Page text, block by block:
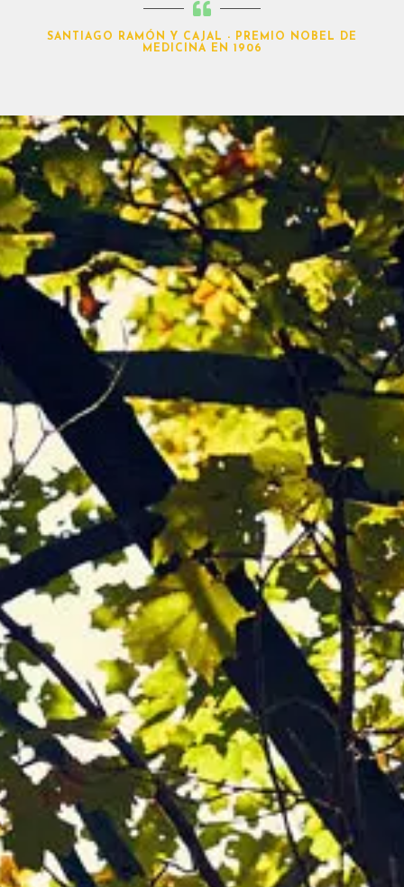
SANTIAGO RAMÓN Y CAJAL - PREMIO NOBEL DE
MEDICINA EN 1906